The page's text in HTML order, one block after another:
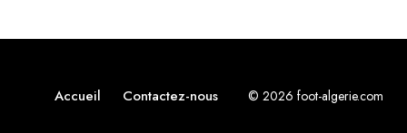
Accueil Contactez-nous © 2026 foot-algerie.com